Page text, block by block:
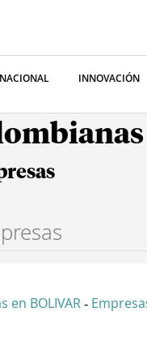
INNOVACIÓN
en BOLIVAR -